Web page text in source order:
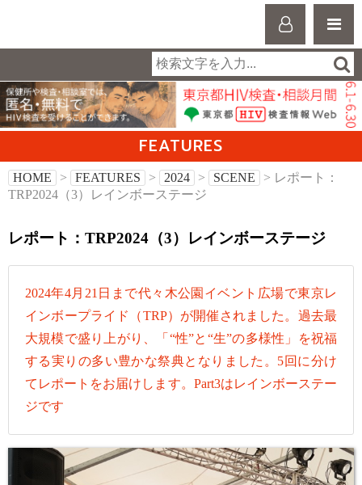
FEATURES
HOME > FEATURES > 2024 > SCENE
> レポート：
TRP2024（3）レインボーステージ
レポート：TRP2024（3）レインボーステージ
2024年4月21日まで代々木公園イベント広場で東京レ
インボープライド（TRP）が開催されました。過去最
大規模で盛り上がり、「“性”と“生”の多様性」を祝福
する実りの多い豊かな祭典となりました。5回に分け
てレポートをお届けします。Part3はレインボーステー
ジです